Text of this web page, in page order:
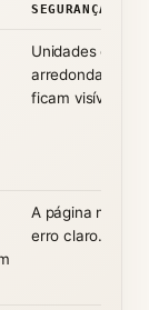
SEGURANÇA
Unidades e
ficam visíveis.
A página mostra
erro claro.